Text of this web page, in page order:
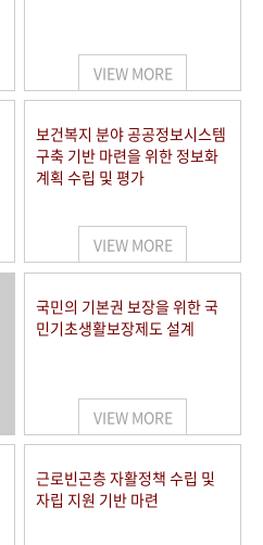
VIEW MORE
보건복지 분야 공공정보시스템
구축 기반 마련을 위한 정보화
계획 수립 및 평가
VIEW MORE
국민의 기본권 보장을 위한 국
민기초생활보장제도 설계
VIEW MORE
근로빈곤층 자활정책 수립 및
자립 지원 기반 마련